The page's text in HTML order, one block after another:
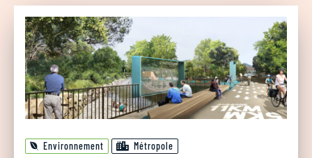
Environnement Métropole